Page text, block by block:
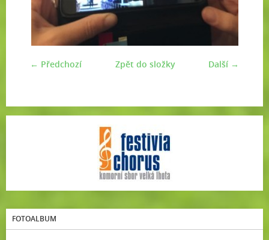
← Předchozí Další →
Zpět do složky
FOTOALBUM